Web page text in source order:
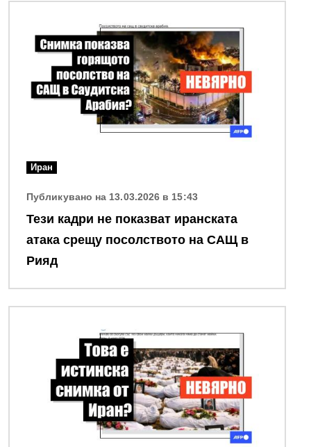
Иран
Публикувано на 13.03.2026 в 15:43
Тези кадри не показват иранската
атака срещу посолството на САЩ в
Рияд